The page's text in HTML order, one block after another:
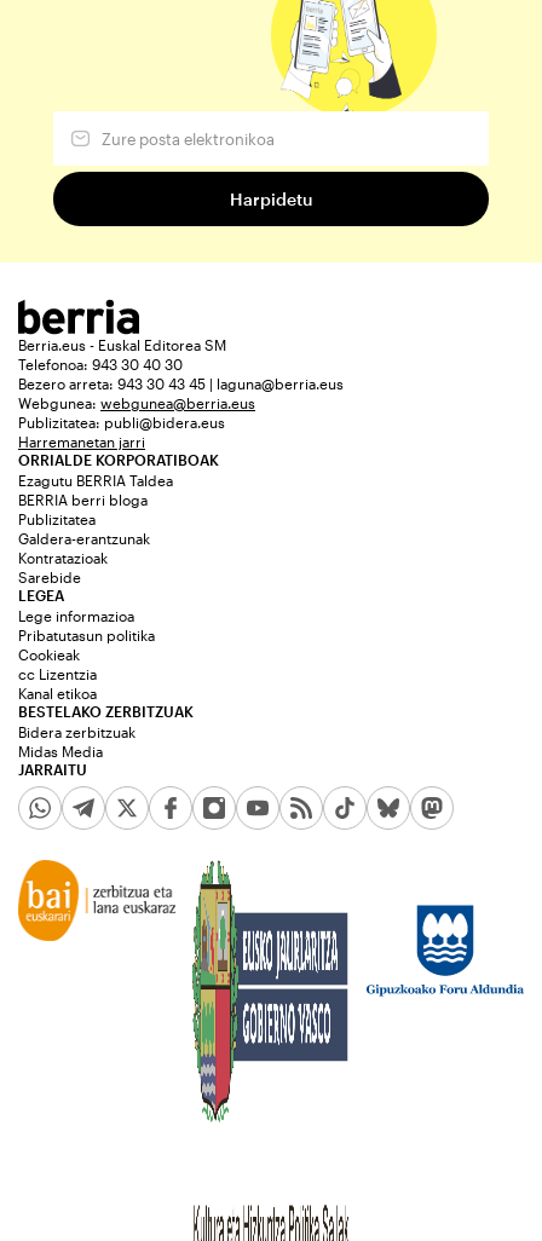
Berria.eus - Euskal Editorea SM
Telefonoa: 943 30 40 30
Bezero arreta: 943 30 43 45 | laguna@berria.eus
Webgunea: webgunea@berria.eus
Publizitatea: publi@bidera.eus
Harremanetan jarri
ORRIALDE KORPORATIBOAK
Ezagutu BERRIA Taldea
BERRIA berri bloga
Publizitatea
Galdera-erantzunak
Kontratazioak
Sarebide
JARRAITU
LEGEA
Lege informazioa
Pribatutasun politika
Cookieak
cc Lizentzia
Kanal etikoa
BESTELAKO ZERBITZUAK
Bidera zerbitzuak
Midas Media